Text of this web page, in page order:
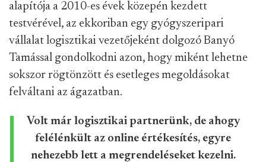
alapítója a 2010-es évek közepén kezdett
testvérével, az ekkoriban egy gyógyszeripari
vállalat logisztikai vezetőjeként dolgozó Banyó
Tamással gondolkodni azon, hogy miként lehetne
sokszor rögtönzött és esetleges megoldásokat
felváltani az ágazatban.
Volt már logisztikai partnerünk, de ahogy
felélénkült az online értékesítés, egyre
nehezebb lett a megrendeléseket kezelni.